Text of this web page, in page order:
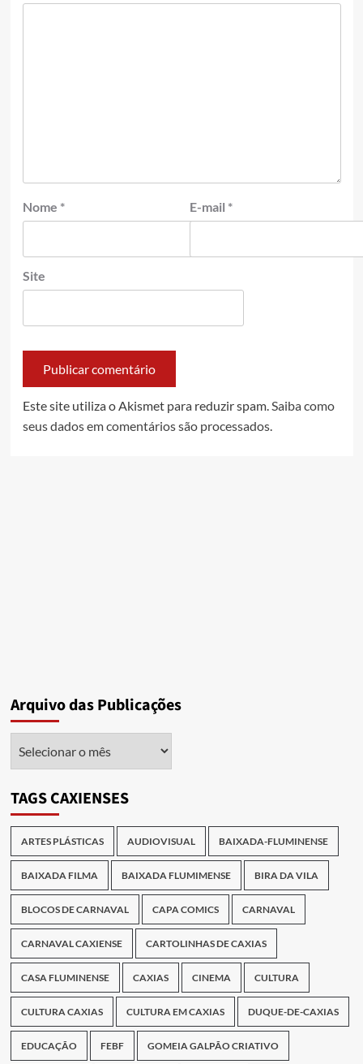
Nome * E-mail *
Site
Este site utiliza o Akismet para reduzir spam.Saiba como
seus dados em comentários são processados.
Arquivo das Publicações
TAGS CAXIENSES
ARTES PLÁSTICAS AUDIOVISUAL BAIXADA-FLUMINENSE
BAIXADA FILMA BAIXADA FLUMIMENSE BIRA DA VILA
BLOCOS DE CARNAVAL CAPA COMICS CARNAVAL
CARNAVAL CAXIENSE CARTOLINHAS DE CAXIAS
CASA FLUMINENSE CAXIAS CINEMA CULTURA
CULTURA CAXIAS CULTURA EM CAXIAS DUQUE-DE-CAXIAS
EDUCAÇÃO FEBF GOMEIA GALPÃO CRIATIVO